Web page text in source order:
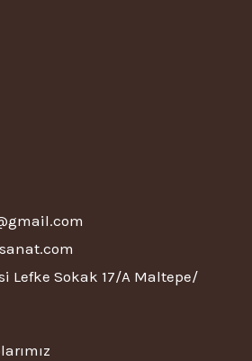
Lefke Sokak 17/A Maltepe/